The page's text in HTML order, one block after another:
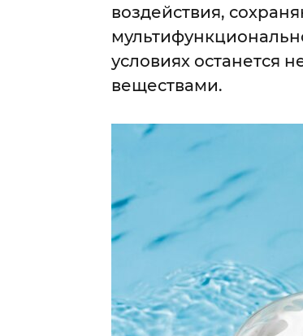
воздействия,
условиях останется
веществами.